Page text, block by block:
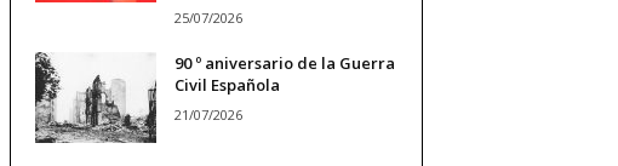
25/07/2026
90 º aniversario de la Guerra
Civil Española
21/07/2026